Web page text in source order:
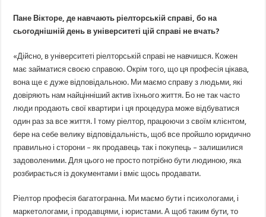
Пане Вікторе, де навчають ріелторській справі, бо на
сьогоднішній день в університеті цій справі не вчать?
«Дійсно, в університеті ріелторській справі не навчишся. Кожен
має займатися своєю справою. Окрім того, що ця професія цікава,
вона ще є дуже відповідальною. Ми маємо справу з людьми, які
довіряють нам найцінніший актив їхнього життя. Бо не так часто
люди продають свої квартири і ця процедура може відбуватися
один раз за все життя. І тому ріелтор, працюючи з своїм клієнтом,
бере на себе велику відповідальність, щоб все пройшло юридично
правильно і сторони – як продавець так і покупець – залишилися
задоволеними. Для цього не просто потрібно бути людиною, яка
розбирається із документами і вміє щось продавати.
Ріелтор професія багатогранна. Ми маємо бути і психологами, і
маркетологами, і продавцями, і юристами. А щоб таким бути, то